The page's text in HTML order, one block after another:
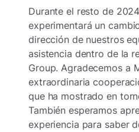
Durante el resto de
experimentará un
dirección de nuestros
asistencia dentro de la
Group. Agradecemos a
extraordinaria
que ha mostrado en
También esperamos
experiencia para saber